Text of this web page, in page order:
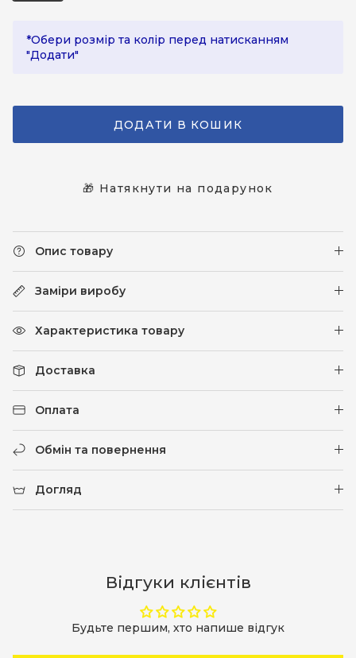
*Обери розмір та колір перед натисканням
"Додати"
ДОДАТИ В КОШИК
🎁 Натякнути на подарунок
Опис товару
Заміри виробу
Характеристика товару
Доставка
Оплата
Обмін та повернення
Догляд
Відгуки клієнтів
Будьте першим, хто напише відгук